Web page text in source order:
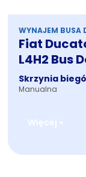
WYNAJEM BUSA
Fiat
L4H2 Bus
Skrzynia
Manualna
Więcej »